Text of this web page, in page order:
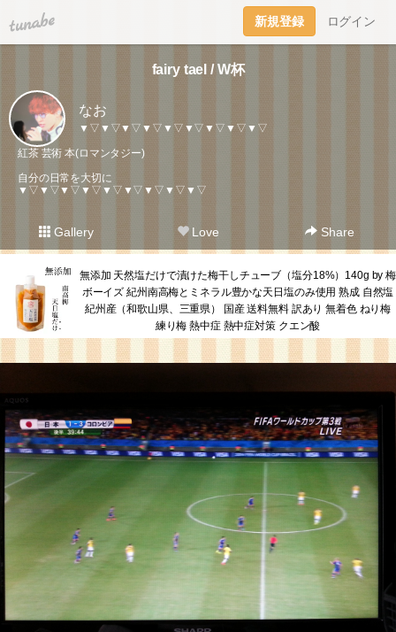
tuna.be 新規登録 ログイン
fairy tael / W杯
なお
▼▽▼▽▼▽▼▽▼▽▼▽▼▽▼▽▼▽
紅茶 芸術 本(ロマンタジー)
自分の日常を大切に
▼▽▼▽▼▽▼▽▼▽▼▽▼▽▼▽▼▽
Gallery Love Share
無添加 天然塩だけで漬けた梅干しチューブ（塩分18%）140g by 梅
ボーイズ 紀州南高梅とミネラル豊かな天日塩のみ使用 熟成 自然塩
紀州産（和歌山県、三重県） 国産 送料無料 訳あり 無着色 ねり梅
練り梅 熱中症 熱中症対策 クエン酸